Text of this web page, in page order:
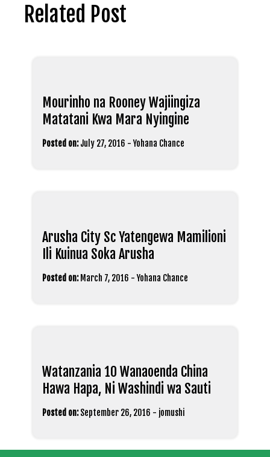
Related Post
Mourinho na Rooney Wajiingiza
Matatani Kwa Mara Nyingine
Posted on: July 27, 2016 -Yohana Chance
Arusha City Sc Yatengewa Mamilioni
Ili Kuinua Soka Arusha
Posted on: March 7, 2016 -Yohana Chance
Watanzania 10 Wanaoenda China
Hawa Hapa, Ni Washindi wa Sauti
Posted on: September 26, 2016 - jomushi